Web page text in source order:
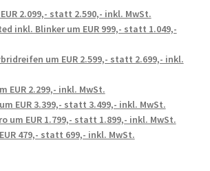
2.099,- statt 2.590,- inkl. MwSt.
inkl. Blinker um EUR 999,- statt 1.049,-
um EUR 2.599,- statt 2.699,- inkl.
EUR 2.299,- inkl. MwSt.
EUR 3.399,- statt 3.499,- inkl. MwSt.
um EUR 1.799,- statt 1.899,- inkl. MwSt.
479,- statt 699,- inkl. MwSt.